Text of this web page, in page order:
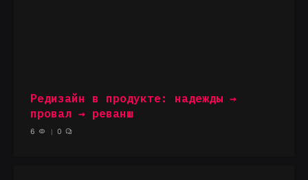
Редизайн в продукте: надежды →
провал → реванш
6 0